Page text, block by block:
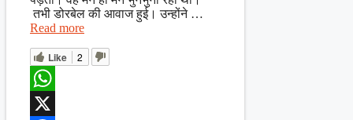
तभी डोरबेल की आवाज हुई। उन्होंने …
Read more
Like 2
WhatsApp